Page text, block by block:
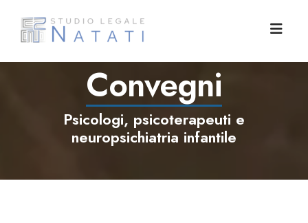
Padri Separati
Associazione Padri Separati
Competenze
Convegni
Psicologi, psicoterapeuti e
neuropsichiatria infantile